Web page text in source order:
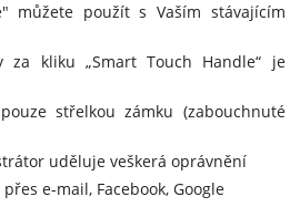
můžete použít s Vaším stávajícím
za kliku „Smart Touch Handle“ je
střelkou zámku (zabouchnuté
uděluje veškerá oprávnění
e-mail, Facebook, Google